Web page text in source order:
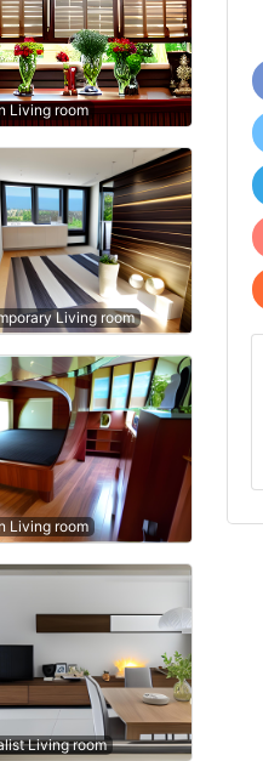
Living room
Living room
Living room
Living room